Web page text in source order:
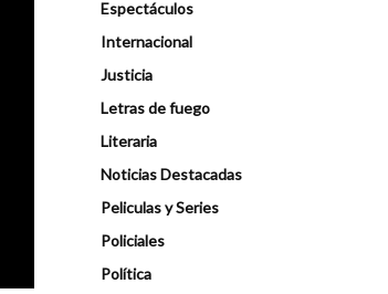
Espectáculos
Internacional
Justicia
Letras de fuego
Literaria
Noticias Destacadas
Peliculas y Series
Policiales
Política